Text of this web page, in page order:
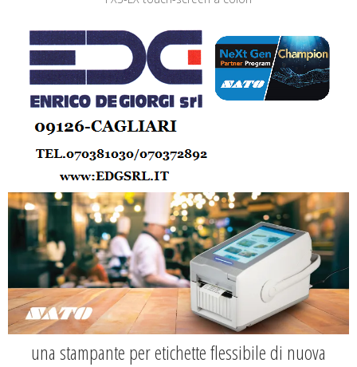
una stampante per etichette flessibile di nuova